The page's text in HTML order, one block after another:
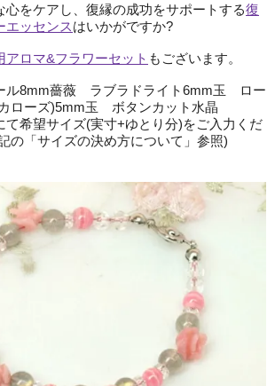
心をケアし、復縁の成功をサポートする復
エッセンスはいかがですか?
アロマ&フラワーセット もございます。
ル8mm薔薇 ラブラドライト6mm玉 ロー
ローズ)5mm玉 ボタンカット水晶
て希望サイズ(実寸+ゆとり分)をご入力くだ
の「サイズの決め方について」参照)